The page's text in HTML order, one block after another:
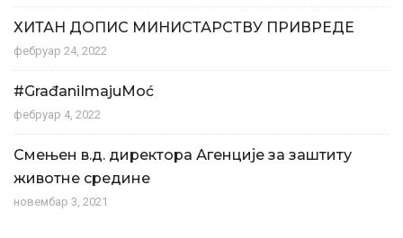
ХИТАН ДОПИС МИНИСТАРСТВУ ПРИВРЕДЕ
фебруар 24, 2022
#GrađaniImajuMoć
фебруар 4, 2022
Смењен в.д. директора Агенције за заштиту
животне средине
новембар 3, 2021